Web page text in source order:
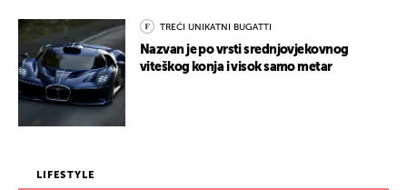
TREĆI UNIKATNI BUGATTI
Nazvan je po vrsti srednjovjekovnog
viteškog konja i visok samo metar
LIFESTYLE